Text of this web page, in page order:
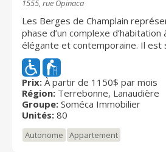
1555, rue Opinaca
Les Berges de Champlain
phase d’un complexe d’habitation
élégante et contemporaine. Il est
environnement paisible et entouré
aménagé, à proximité de tous les
complexe comprend 38
répartis sur quatre étages incluant
plancher de béton pour une
Les appartements sont offerts à
mois. Les appartements comptent une ou deux
chambres et les superficies
Prix: À partir de 1150$ par mois
Région: Terrebonne, Lanaudière
Groupe: Soméca Immobilier
Unités: 80
Autonome Appartement